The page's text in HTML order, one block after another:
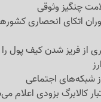
چنگیز وثوقی
اتکای انحصاری
از فریز شدن کیف پول را
شبکه‌های اجتماعی
کالابرگ بزودی اعلام